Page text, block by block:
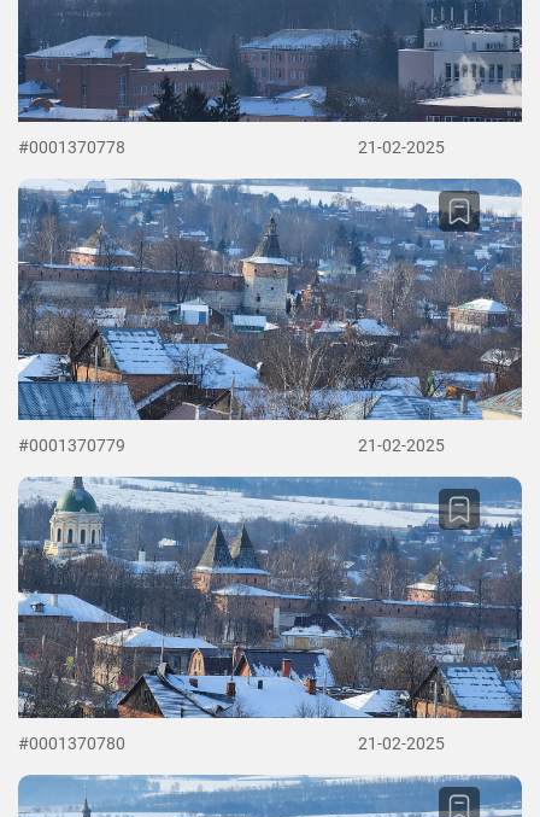
#0001370778 21-02-2025
#0001370779 21-02-2025
#0001370780 21-02-2025